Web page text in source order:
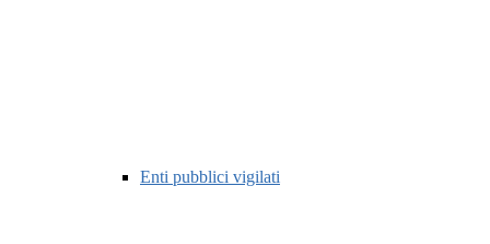
Enti pubblici vigilati